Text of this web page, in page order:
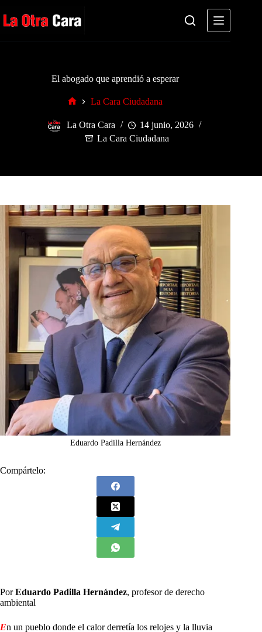
al
contenido
El abogado que aprendió a esperar
La Cara Ciudadana
La Otra Cara
14 junio, 2026
La Cara Ciudadana
Eduardo Padilla Hernández
Compártelo:
PorEduardo Padilla Hernández, profesor de derecho
ambiental
En un pueblo donde el calor derretía los relojes y la lluvia